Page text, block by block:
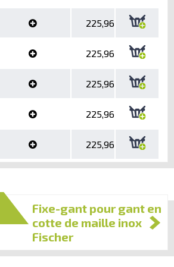
225,96
225,96
225,96
225,96
225,96
Fixe-gant pour gant en
cotte de maille inox
Fischer